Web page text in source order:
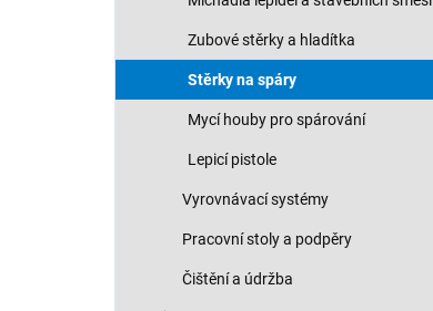
Zubové stěrky a hladítka
Stěrky na spáry
Mycí houby pro spárování
Lepicí pistole
Vyrovnávací systémy
Pracovní stoly a podpěry
Čištění a údržba